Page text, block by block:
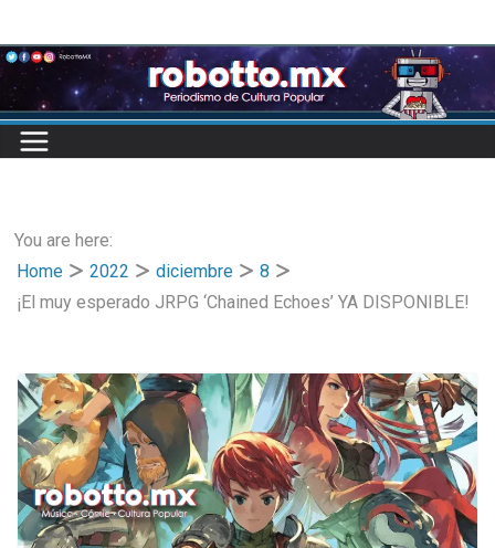
to
content
You are here:
Home
2022 diciembre
8
¡El muy esperado JRPG ‘Chained Echoes’ YA DISPONIBLE!